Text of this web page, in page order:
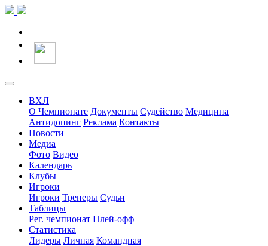
ВХЛ
О Чемпионате Документы Судейство Медицина
Антидопинг Реклама Контакты
Новости
Медиа
Фото Видео
Календарь
Клубы
Игроки
Игроки Тренеры Судьи
Таблицы
Рег. чемпионат Плей-офф
Статистика
Лидеры Личная Командная